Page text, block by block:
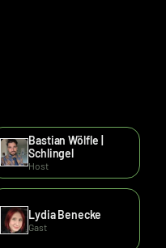
Bastian Wölfle |
Schlingel
Host
Lydia Benecke
Gast